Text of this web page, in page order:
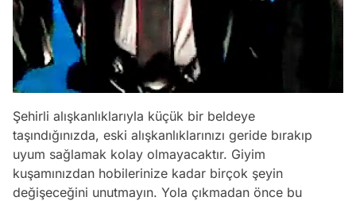
Şehirli alışkanlıklarıyla küçük bir beldeye
taşındığınızda, eski alışkanlıklarınızı geride bırakıp
uyum sağlamak kolay olmayacaktır. Giyim
kuşamınızdan hobilerinize kadar birçok şeyin
değişeceğini unutmayın. Yola çıkmadan önce bu